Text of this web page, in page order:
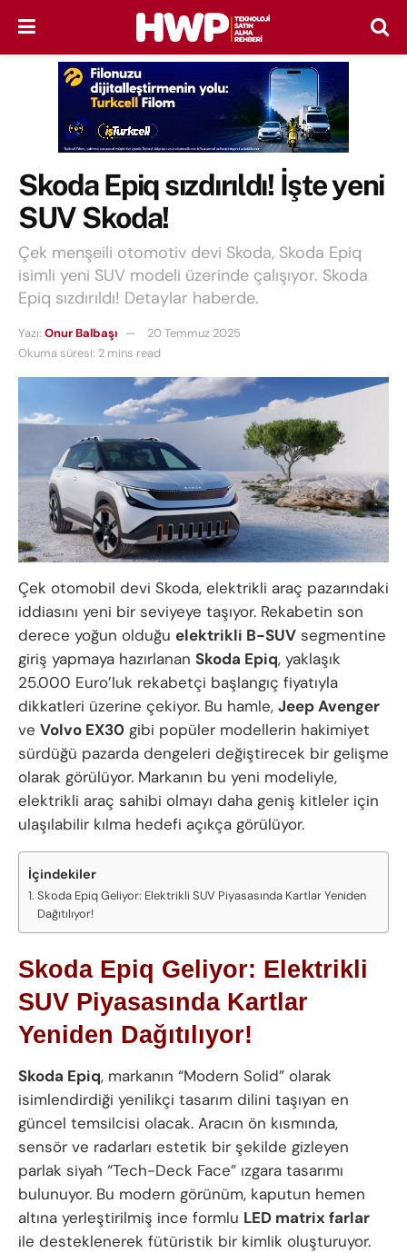
Skoda Epiq sızdırıldı! İşte yeni
SUV Skoda!
Çek menşeili otomotiv devi Skoda, Skoda Epiq
isimli yeni SUV modeli üzerinde çalışıyor. Skoda
Epiq sızdırıldı! Detaylar haberde.
Yazı: Onur Balbaşı
20 Temmuz 2025
Okuma süresi: 2 mins read
Çek otomobil devi Skoda, elektrikli araç pazarındaki
iddiasını yeni bir seviyeye taşıyor. Rekabetin son
derece yoğun olduğu elektrikli B-SUV segmentine
giriş yapmaya hazırlanan Skoda Epiq, yaklaşık
25.000 Euro’luk rekabetçi başlangıç fiyatıyla
dikkatleri üzerine çekiyor. Bu hamle, Jeep Avenger
ve Volvo EX30 gibi popüler modellerin hakimiyet
sürdüğü pazarda dengeleri değiştirecek bir gelişme
olarak görülüyor. Markanın bu yeni modeliyle,
elektrikli araç sahibi olmayı daha geniş kitleler için
ulaşılabilir kılma hedefi açıkça görülüyor.
İçindekiler
Skoda Epiq Geliyor: Elektrikli SUV Piyasasında Kartlar Yeniden
Dağıtılıyor!
Skoda Epiq Geliyor: Elektrikli
SUV Piyasasında Kartlar
Yeniden Dağıtılıyor!
Skoda Epiq, markanın “Modern Solid” olarak
isimlendirdiği yenilikçi tasarım dilini taşıyan en
güncel temsilcisi olacak. Aracın ön kısmında,
sensör ve radarları estetik bir şekilde gizleyen
parlak siyah “Tech-Deck Face” ızgara tasarımı
bulunuyor. Bu modern görünüm, kaputun hemen
altına yerleştirilmiş ince formlu LED matrix farlar
ile desteklenerek fütüristik bir kimlik oluşturuyor.